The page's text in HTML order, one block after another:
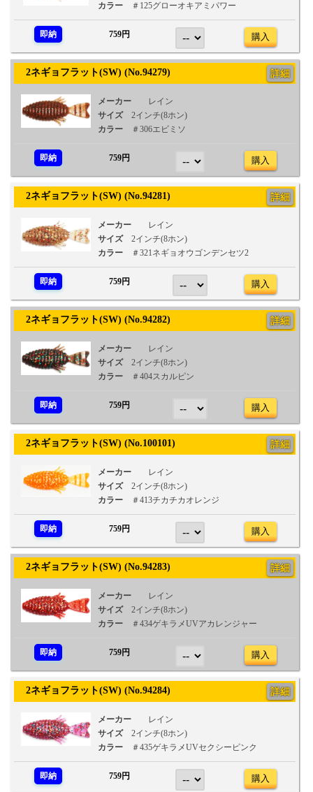
カラー
＃125グローオキアミパワー
即納 759円 購入
2ネギョフラット(SW) (No.94279) 詳細
メーカー
レイン
サイズ
2インチ(8ホン)
カラー
＃306エビミソ
即納 759円 購入
2ネギョフラット(SW) (No.94281) 詳細
メーカー
レイン
サイズ
2インチ(8ホン)
カラー
＃321ネギョオウゴンデンセツ2
即納 759円 購入
2ネギョフラット(SW) (No.94282) 詳細
メーカー
レイン
サイズ
2インチ(8ホン)
カラー
＃404スカルピン
即納 759円 購入
2ネギョフラット(SW) (No.100101) 詳細
メーカー
レイン
サイズ
2インチ(8ホン)
カラー
＃413チカチカオレンジ
即納 759円 購入
2ネギョフラット(SW) (No.94283) 詳細
メーカー
レイン
サイズ
2インチ(8ホン)
カラー
＃434ゲキラメUVアカレンジャー
即納 759円 購入
2ネギョフラット(SW) (No.94284) 詳細
メーカー
レイン
サイズ
2インチ(8ホン)
カラー
＃435ゲキラメUVセクシーピンク
即納 759円 購入